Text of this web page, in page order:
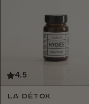
4.5
La Détox